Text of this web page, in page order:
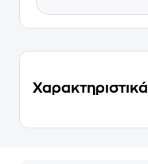
Χαρακτηριστικά